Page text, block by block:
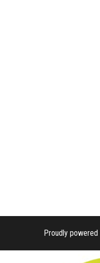
Proudly powered